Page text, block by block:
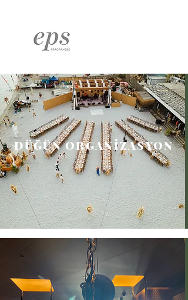
DÜĞÜN ORGANİZASYON